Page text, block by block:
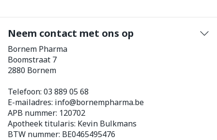
Neem contact met ons op
Bornem Pharma
Boomstraat 7
2880 Bornem
Telefoon: 03 889 05 68
E-mailadres: info@bornempharma.be
APB nummer: 120702
Apotheek titularis: Kevin Bulkmans
BTW nummer: BE0465495476